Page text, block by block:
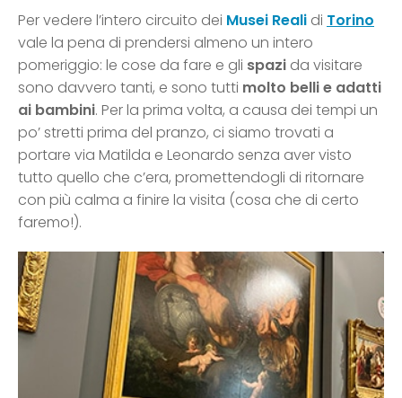
Per vedere l’intero circuito dei Musei Reali di Torino
vale la pena di prendersi almeno un intero
pomeriggio: le cose da fare e gli spazi da visitare
sono davvero tanti, e sono tutti molto belli e adatti
ai bambini. Per la prima volta, a causa dei tempi un
po’ stretti prima del pranzo, ci siamo trovati a
portare via Matilda e Leonardo senza aver visto
tutto quello che c’era, promettendogli di ritornare
con più calma a finire la visita (cosa che di certo
faremo!).